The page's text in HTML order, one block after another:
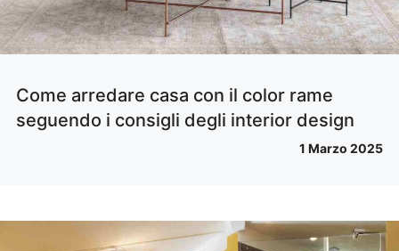
Come arredare casa con il color rame
seguendo i consigli degli interior design
1 Marzo 2025